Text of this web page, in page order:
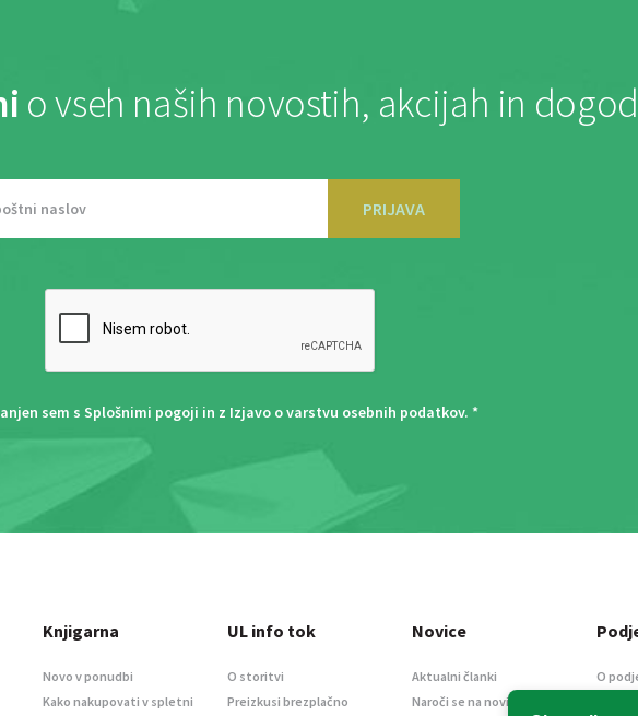
o vseh naših novostih, akcijah in
PRIJAVA
sem s Splošnimi pogoji in z Izjavo o varstvu osebnih podatkov. *
Knjigarna
Novo v ponudbi
Kako nakupovati v spletni
UL info tok
O storitvi
Preizkusi brezplačno
Novice
Aktualni članki
Naroči se na novice
O